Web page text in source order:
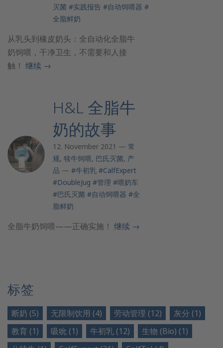
灭菌 #实践报告 #自动饲喂器 #
全脂鲜奶
从乳头到橡皮奶头：全自动化全脂牛
奶饲喂，干净卫生，不需要和人接
触！ 继续 →
H&L 全脂牛
奶的故事
12. November 2021 — 常
规, 犊牛饲喂, 巴氏灭菌, 产
品 — #牛初乳 #CalfExpert
#DoubleJug #管理 #喂奶车
#巴氏灭菌 #自动饲喂器 #全
脂鲜奶
全脂牛奶饲喂——正确实施！ 继续 →
标签
断奶 (5) 无限制饮用 (4) 劳动管理 (12)
灰分 (1)
教育 (1)
吸吮 (1) 牛初乳 (12)
生物 (Bio) (1)